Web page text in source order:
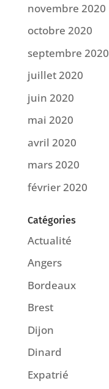
novembre 2020
octobre 2020
septembre 2020
juillet 2020
juin 2020
mai 2020
avril 2020
mars 2020
février 2020
Catégories
Actualité
Angers
Bordeaux
Brest
Dijon
Dinard
Expatrié